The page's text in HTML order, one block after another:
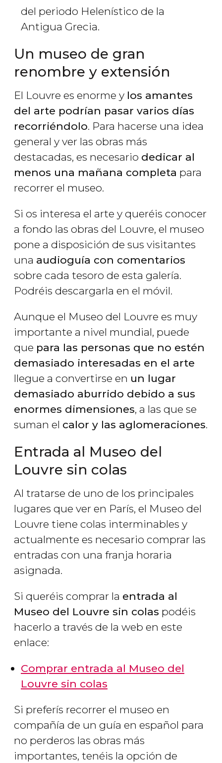
del periodo Helenístico de la
Antigua Grecia.
Un museo de gran
renombre y extensión
El Louvre es enorme y los amantes
del arte podrían pasar varios días
recorriéndolo. Para hacerse una idea
general y ver las obras más
destacadas, es necesario dedicar al
menos una mañana completa para
recorrer el museo.
Si os interesa el arte y queréis conocer
a fondo las obras del Louvre, el museo
pone a disposición de sus visitantes
una audioguía con comentarios
sobre cada tesoro de esta galería.
Podréis descargarla en el móvil.
Aunque el Museo del Louvre es muy
importante a nivel mundial, puede
que para las personas que no estén
demasiado interesadas en el arte
llegue a convertirse en un lugar
demasiado aburrido debido a sus
enormes dimensiones, a las que se
suman el calor y las aglomeraciones.
Entrada al Museo del
Louvre sin colas
Al tratarse de uno de los principales
lugares que ver en París, el Museo del
Louvre tiene colas interminables y
actualmente es necesario comprar las
entradas con una franja horaria
asignada.
Si queréis comprar la entrada al
Museo del Louvre sin colas podéis
hacerlo a través de la web en este
enlace:
Comprar entrada al Museo del
Louvre sin colas
Si preferís recorrer el museo en
compañía de un guía en español para
no perderos las obras más
importantes, tenéis la opción de